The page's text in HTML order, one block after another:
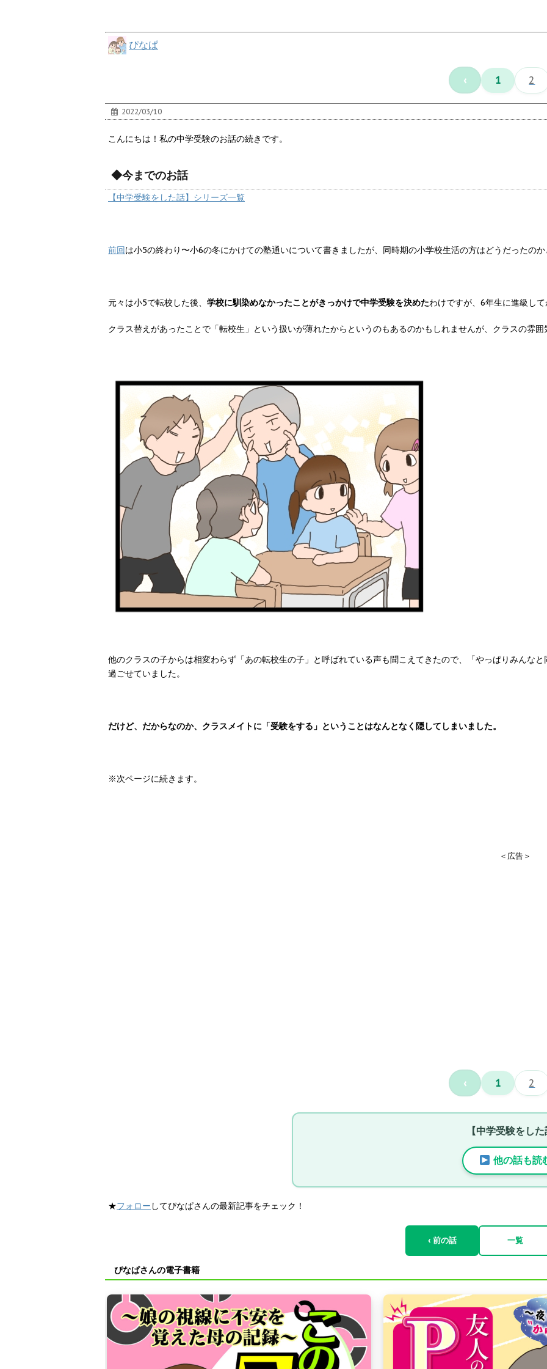
ぴなぱ
‹ 1 2
2022/03/10
こんにちは！私の中学受験のお話の続きです。
◆今までのお話
【中学受験をした話】シリーズ一覧
前回は小5の終わり〜小6の冬にかけての塾通いについて書きましたが、同時期の小学校生活の方はどうだったの
元々は小5で転校した後、 学校に馴染めなかったことがきっかけで中学受験を決めたわけですが、6年生に進級し
クラス替えがあったことで「転校生」という扱いが薄れたからというのもあるのかもしれませんが、クラスの雰
他のクラスの子からは相変わらず「あの転校生の子」と呼ばれている声も聞こえてきたので、「やっぱりみんな
過ごせていました。
だけど、だからなのか、クラスメイトに「受験をする」ということはなんとなく隠してしまいました。
※次ページに続きます。
＜広告＞
‹ 1 2
【中学受験をし
他の話も読
★フォロー してぴなぱさんの最新記事をチェック！
‹ 前の話 一覧
ぴなぱさんの電子書籍